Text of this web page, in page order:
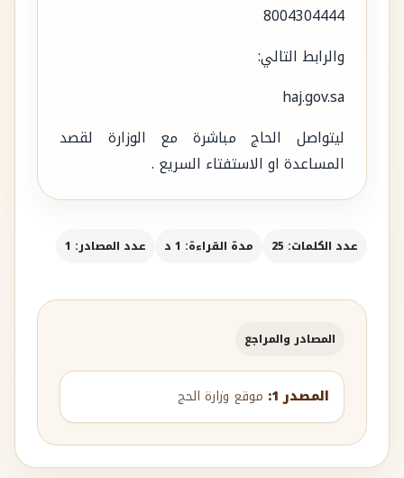
8004304444
والرابط التالي:
haj.gov.sa
ليتواصل الحاج مباشرة مع الوزارة لقصد
المساعدة او الاستفتاء السريع .
عدد الكلمات: 25 مدة القراءة: 1 د عدد المصادر: 1
المصادر والمراجع
المصدر 1: موقع وزارة الحج